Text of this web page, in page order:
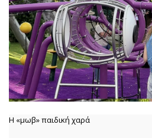
Η «μωβ» παιδική χαρά